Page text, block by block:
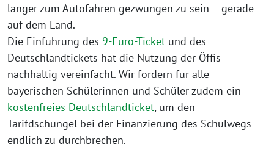
länger zum Autofahren gezwungen zu sein – gerade
auf dem Land.
Die Einführung des 9-Euro-Ticket und des
Deutschlandtickets hat die Nutzung der Öffis
nachhaltig vereinfacht. Wir fordern für alle
bayerischen Schülerinnen und Schüler zudem ein
kostenfreies Deutschlandticket, um den
Tarifdschungel bei der Finanzierung des Schulwegs
endlich zu durchbrechen.